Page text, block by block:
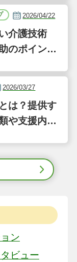
なるあの介
2026/04/22
介護技術
のポイン
2026/03/27
は？提供す
や支援内容
ン
ビュー